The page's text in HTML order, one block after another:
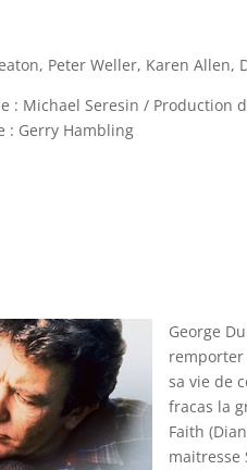
Peter Weller, Karen Allen,
: Michael Seresin / Production
: Gerry Hambling
George
sa vie de
fracas la
Faith
maitresse